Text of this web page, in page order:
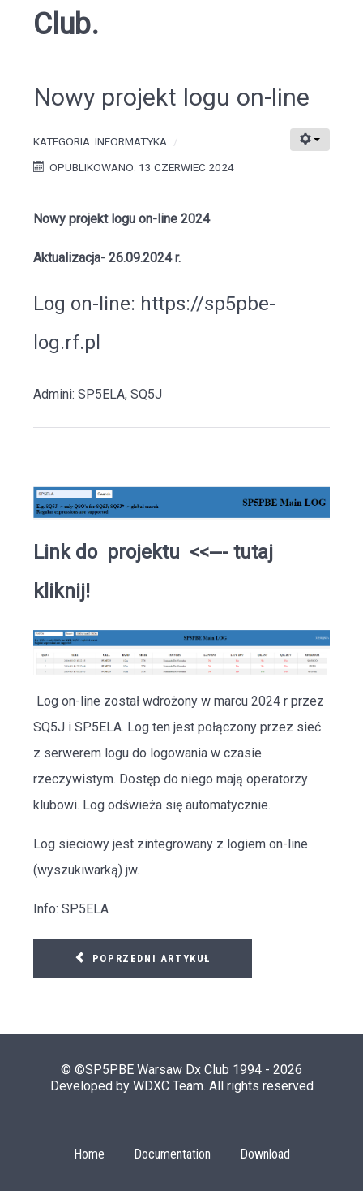
Club.
Nowy projekt logu on-line
KATEGORIA: INFORMATYKA
OPUBLIKOWANO: 13 CZERWIEC 2024
Nowy projekt logu on-line 2024
Aktualizacja- 26.09.2024 r.
Log on-line: https://sp5pbe-
log.rf.pl
Admini: SP5ELA, SQ5J
Link do projektu <<--- tutaj
kliknij!
Log on-line został wdrożony w marcu 2024 r przez
SQ5J i SP5ELA. Log ten jest połączony przez sieć
z serwerem logu do logowania w czasie
rzeczywistym. Dostęp do niego mają operatorzy
klubowi. Log odświeża się automatycznie.
Log sieciowy jest zintegrowany z logiem on-line
(wyszukiwarką) jw.
Info: SP5ELA
POPRZEDNI ARTYKUŁ
© ©SP5PBE Warsaw Dx Club 1994 - 2026
Developed by WDXC Team. All rights reserved
Home Documentation Download